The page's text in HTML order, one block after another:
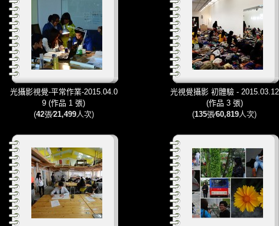
光攝影視覺-平常作業-2015.04.0
9 (作品 1 張)
(42張∕21,499人次)
光視覺攝影 初體驗 - 2015.03.12
(作品 3 張)
(135張∕60,819人次)